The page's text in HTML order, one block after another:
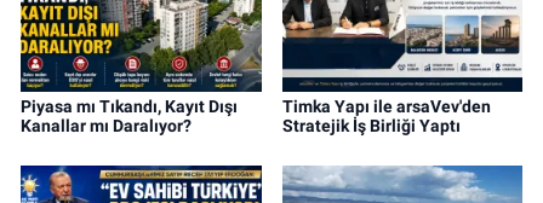
Piyasa mı Tıkandı, Kayıt Dışı
Kanallar mı Daralıyor?
Timka Yapı ile arsaVev'den
Stratejik İş Birliği Yaptı